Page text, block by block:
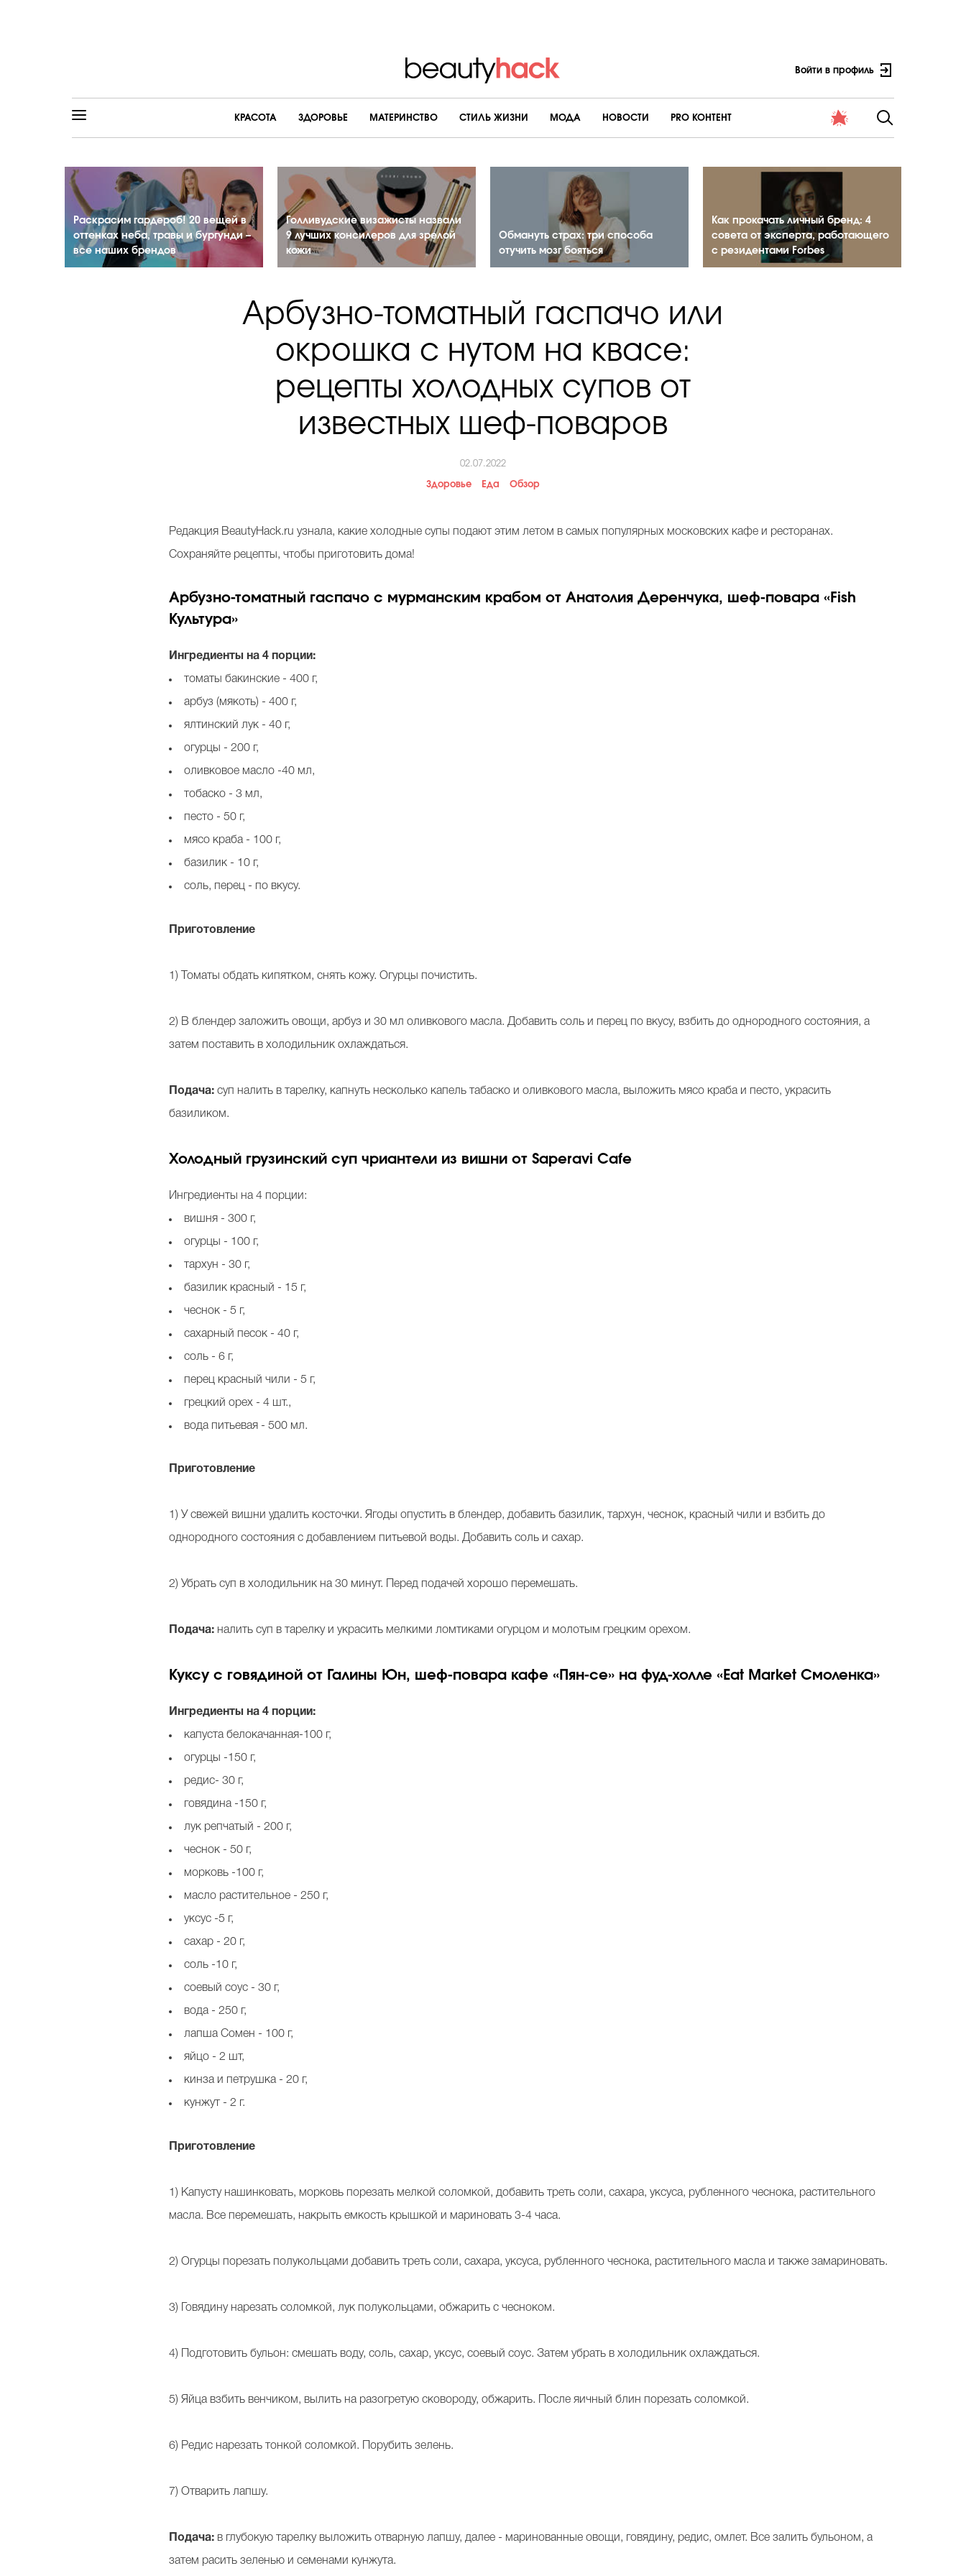
Войти в профиль
КРАСОТА ЗДОРОВЬЕ МАТЕРИНСТВО CТИЛЬ ЖИЗНИ МОДА НОВОСТИ PRO КОНТЕНТ
Раскрасим гардероб! 20 вещей в
оттенках неба, травы и бургунди –
все наших брендов
Голливудские визажисты назвали
9 лучших консилеров для зрелой
кожи
Обмануть страх: три способа
отучить мозг бояться
Как прокачать личный бренд: 4
совета от эксперта, работающего
с резидентами Forbes
Арбузно-томатный гаспачо или
окрошка с нутом на квасе:
рецепты холодных супов от
известных шеф-поваров
02.07.2022
Здоровье Еда Обзор
Редакция BeautyHack.ru узнала, какие холодные супы подают этим летом в самых популярных московских кафе и ресторанах.
Сохраняйте рецепты, чтобы приготовить дома!
Арбузно-томатный гаспачо с мурманским крабом от Анатолия Деренчука, шеф-повара «Fish
Культура»
Ингредиенты на 4 порции:
томаты бакинские - 400 г,
арбуз (мякоть) - 400 г,
ялтинский лук - 40 г,
огурцы - 200 г,
оливковое масло -40 мл,
тобаско - 3 мл,
песто - 50 г,
мясо краба - 100 г,
базилик - 10 г,
соль, перец - по вкусу.
Приготовление
1) Томаты обдать кипятком, снять кожу. Огурцы почистить.
2) В блендер заложить овощи, арбуз и 30 мл оливкового масла. Добавить соль и перец по вкусу, взбить до однородного состояния, а
затем поставить в холодильник охлаждаться.
Подача: суп налить в тарелку, капнуть несколько капель табаско и оливкового масла, выложить мясо краба и песто, украсить
базиликом.
Холодный грузинский суп чриантели из вишни от Saperavi Cafe
Ингредиенты на 4 порции:
вишня - 300 г,
огурцы - 100 г,
тархун - 30 г,
базилик красный - 15 г,
чеснок - 5 г,
сахарный песок - 40 г,
соль - 6 г,
перец красный чили - 5 г,
грецкий орех - 4 шт.,
вода питьевая - 500 мл.
Приготовление
1) У свежей вишни удалить косточки. Ягоды опустить в блендер, добавить базилик, тархун, чеснок, красный чили и взбить до
однородного состояния с добавлением питьевой воды. Добавить соль и сахар.
2) Убрать суп в холодильник на 30 минут. Перед подачей хорошо перемешать.
Подача: налить суп в тарелку и украсить мелкими ломтиками огурцом и молотым грецким орехом.
Куксу с говядиной от Галины Юн, шеф-повара кафе «Пян-се» на фуд-холле «Eat Market Смоленка»
Ингредиенты на 4 порции:
капуста белокачанная-100 г,
огурцы -150 г,
редис- 30 г,
говядина -150 г,
лук репчатый - 200 г,
чеснок - 50 г,
морковь -100 г,
масло растительное - 250 г,
уксус -5 г,
сахар - 20 г,
соль -10 г,
соевый соус - 30 г,
вода - 250 г,
лапша Сомен - 100 г,
яйцо - 2 шт,
кинза и петрушка - 20 г,
кунжут - 2 г.
Приготовление
1) Капусту нашинковать, морковь порезать мелкой соломкой, добавить треть соли, сахара, уксуса, рубленного чеснока, растительного
масла. Все перемешать, накрыть емкость крышкой и мариновать 3-4 часа.
2) Огурцы порезать полукольцами добавить треть соли, сахара, уксуса, рубленного чеснока, растительного масла и также замариновать.
3) Говядину нарезать соломкой, лук полукольцами, обжарить с чесноком.
4) Подготовить бульон: смешать воду, соль, сахар, уксус, соевый соус. Затем убрать в холодильник охлаждаться.
5) Яйца взбить венчиком, вылить на разогретую сковороду, обжарить. После яичный блин порезать соломкой.
6) Редис нарезать тонкой соломкой. Порубить зелень.
7) Отварить лапшу.
Подача: в глубокую тарелку выложить отварную лапшу, далее - маринованные овощи, говядину, редис, омлет. Все залить бульоном, а
затем расить зеленью и семенами кунжута.